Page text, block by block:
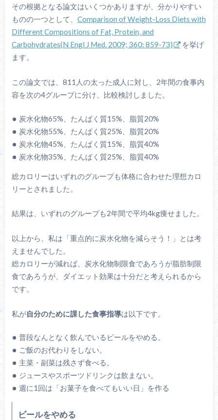
その根拠となる論文はいくつかありますが、分かりやすい
ものの一つとして、 Comparison of Weight-Loss Diets with
Different Compositions of Fat, Protein, and
Carbohydrates(N Engl J Med. 2009; 360: 859-73)
を挙げ
ます。
この論文では、811人の太った成人に対し、2年間の食事内
容を次の4グループに分け、比較検討しました。
炭水化物65%、たんぱく質15%、脂質20%
炭水化物55%、たんぱく質25%、脂質20%
炭水化物45%、たんぱく質15%、脂質40%
炭水化物35%、たんぱく質25%、脂質40%
総カロリーはいずれのグループも体格に合わせた理想カロ
リーとされました。
結果は、いずれのグループも2年間で平均4kg痩せました。
以上から、私は「重点的に炭水化物を減らそう！」とは考
えませんでした。
総カロリーが減れば、炭水化物制限食であろうが脂肪制限
食であろうが、ダイエット効果は十分だと考えられるから
です。
私が自分のために課した食事指導は以下です。
普段なんとなく飲んでいるビールをやめる。
ご飯のお代わりをしない。
主菜・副菜は残さず食べる。
ジュースやスポーツドリンクは飲まない。
週に1回は「お菓子を食べてもいい日」を作る
ビールをやめる